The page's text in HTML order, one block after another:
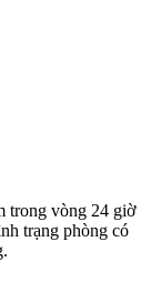
trong vòng 24 giờ
trạng phòng có